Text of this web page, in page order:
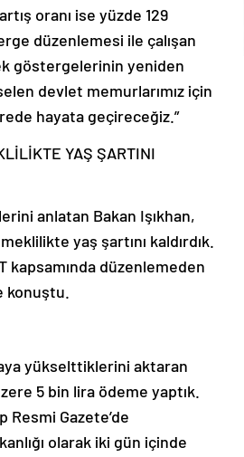
oranı ise yüzde 129
düzenlemesi ile çalışan
göstergelerinin yeniden
devlet memurlarımız için
hayata geçireceğiz.”
YAŞ ŞARTINI
anlatan Bakan Işıkhan,
yaş şartını kaldırdık.
kapsamında düzenlemeden
konuştu.
yükselttiklerini aktaran
5 bin lira ödeme yaptık.
Resmi Gazete’de
olarak iki gün içinde